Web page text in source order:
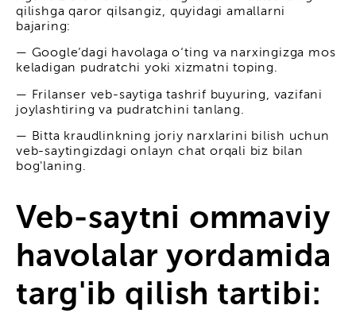
qilishga qaror qilsangiz, quyidagi amallarni
bajaring:
— Google’dagi havolaga o‘ting va narxingizga mos
keladigan pudratchi yoki xizmatni toping.
— Frilanser veb-saytiga tashrif buyuring, vazifani
joylashtiring va pudratchini tanlang.
— Bitta kraudlinkning joriy narxlarini bilish uchun
veb-saytingizdagi onlayn chat orqali biz bilan
bog'laning.
Veb-saytni ommaviy
havolalar yordamida
targ'ib qilish tartibi: